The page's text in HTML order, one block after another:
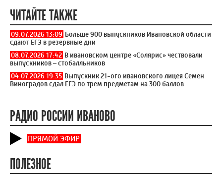
ЧИТАЙТЕ ТАКЖЕ
09.07.2026 13:09 Больше 900 выпускников Ивановской области
сдают ЕГЭ в резервные дни
08.07.2026 17:42 В ивановском центре «Солярис» чествовали
выпускников – стобалльников
04.07.2026 19:35 Выпускник 21-ого ивановского лицея Семен
Виноградов сдал ЕГЭ по трем предметам на 300 баллов
РАДИО РОССИИ ИВАНОВО
ПРЯМОЙ ЭФИР
ПОЛЕЗНОЕ